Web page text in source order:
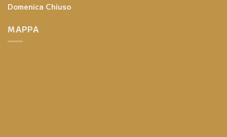
Domenica Chiuso
MAPPA